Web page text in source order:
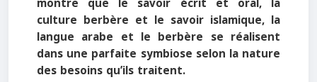
culture berbère et le savoir islamique, la
langue arabe et le berbère se réalisent
dans une parfaite symbiose selon la nature
des besoins qu’ils traitent.